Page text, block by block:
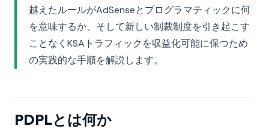
越えたルールがAdSenseとプログラマティックに何
を意味するか、そして新しい制裁制度を引き起こす
ことなくKSAトラフィックを収益化可能に保つため
の実践的な手順を解説します。
PDPLとは何か